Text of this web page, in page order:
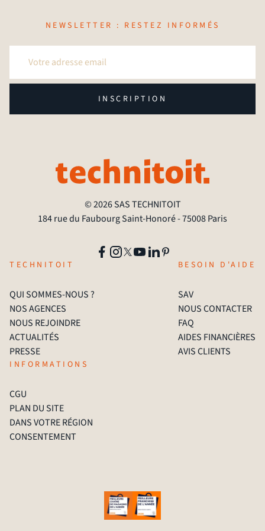
NEWSLETTER : RESTEZ INFORMÉS
INSCRIPTION
© 2026 SAS TECHNITOIT
184 rue du Faubourg Saint-Honoré - 75008 Paris
TECHNITOIT
QUI SOMMES-NOUS ?
NOS AGENCES
NOUS REJOINDRE
ACTUALITÉS
PRESSE
BESOIN D'AIDE
SAV
NOUS CONTACTER
FAQ
AIDES FINANCIÈRES
AVIS CLIENTS
INFORMATIONS
CGU
PLAN DU SITE
DANS VOTRE RÉGION
CONSENTEMENT